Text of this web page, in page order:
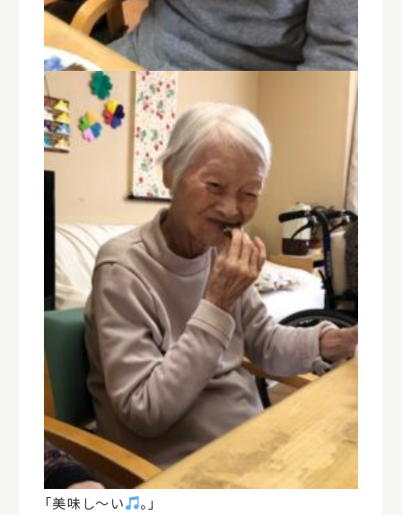
「美味し～い
。」